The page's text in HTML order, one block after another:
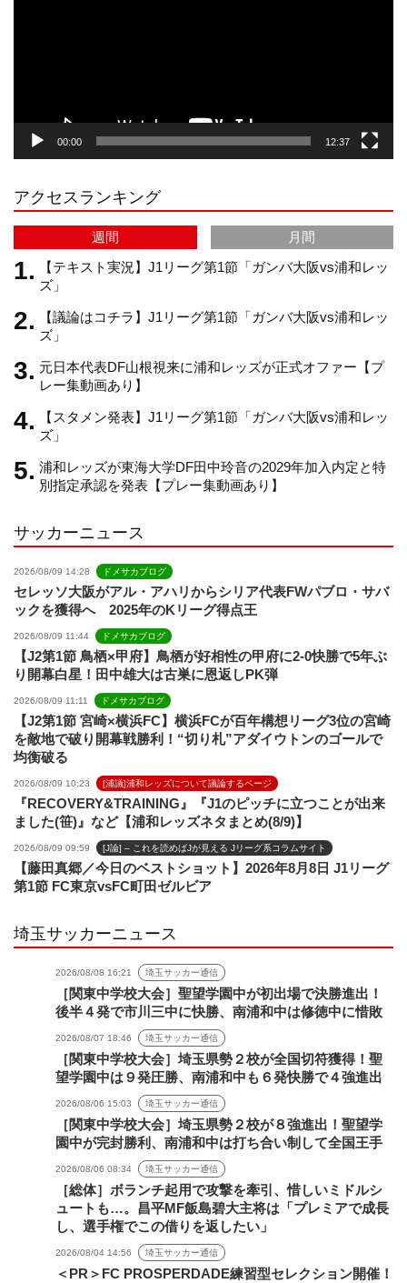
r
a
m
e
C
h
a
n
n
e
00:00 12:37
アクセスランキング
週間
月間
【テキスト実況】J1リーグ第1節「ガンバ大阪vs浦和レッ
ズ」
【議論はコチラ】J1リーグ第1節「ガンバ大阪vs浦和レッ
ズ」
元日本代表DF山根視来に浦和レッズが正式オファー【プ
レー集動画あり】
【スタメン発表】J1リーグ第1節「ガンバ大阪vs浦和レッ
ズ」
浦和レッズが東海大学DF田中玲音の2029年加入内定と特
別指定承認を発表【プレー集動画あり】
サッカーニュース
2026/08/09 14:28 ドメサカブログ
セレッソ大阪がアル・アハリからシリア代表FWパブロ・サバ
ックを獲得へ 2025年のKリーグ得点王
2026/08/09 11:44 ドメサカブログ
【J2第1節 鳥栖×甲府】鳥栖が好相性の甲府に2-0快勝で5年ぶ
り開幕白星！田中雄大は古巣に恩返しPK弾
2026/08/09 11:11 ドメサカブログ
【J2第1節 宮崎×横浜FC】横浜FCが百年構想リーグ3位の宮崎
を敵地で破り開幕戦勝利！“切り札”アダイウトンのゴールで
均衡破る
2026/08/09 10:23 [浦議]浦和レッズについて議論するページ
『RECOVERY&TRAINING』『J1のピッチに立つことが出来
ました(笹)』など【浦和レッズネタまとめ(8/9)】
2026/08/09 09:59 [J論] – これを読めばJが見える Jリーグ系コラムサイト
【藤田真郷／今日のベストショット】2026年8月8日 J1リーグ
第1節 FC東京vsFC町田ゼルビア
埼玉サッカーニュース
2026/08/08 16:21 埼玉サッカー通信
［関東中学校大会］聖望学園中が初出場で決勝進出！
後半４発で市川三中に快勝、南浦和中は修徳中に惜敗
2026/08/07 18:46 埼玉サッカー通信
［関東中学校大会］埼玉県勢２校が全国切符獲得！聖
望学園中は９発圧勝、南浦和中も６発快勝で４強進出
2026/08/06 15:03 埼玉サッカー通信
［関東中学校大会］埼玉県勢２校が８強進出！聖望学
園中が完封勝利、南浦和中は打ち合い制して全国王手
2026/08/06 08:34 埼玉サッカー通信
［総体］ボランチ起用で攻撃を牽引、惜しいミドルシ
ュートも…。昌平MF飯島碧大主将は「プレミアで成長
し、選手権でこの借りを返したい」
2026/08/04 14:56 埼玉サッカー通信
＜PR＞FC PROSPERDADE練習型セレクション開催！